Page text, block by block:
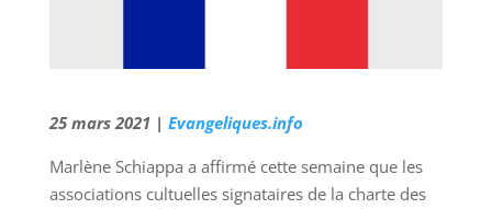
25 mars 2021 | Evangeliques.info
Marlène Schiappa a affirmé cette semaine que les
associations cultuelles signataires de la charte des